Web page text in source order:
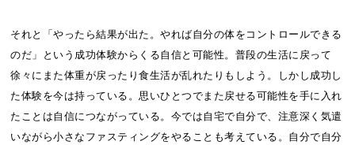
それと「やったら結果が出た。やれば自分の体をコントロールできる
のだ」という成功体験からくる自信と可能性。普段の生活に戻って
徐々にまた体重が戻ったり食生活が乱れたりもしよう。しかし成功し
た体験を今は持っている。思いひとつでまた戻せる可能性を手に入れ
たことは自信につながっている。今では自宅で自分で、注意深く気遣
いながら小さなファスティングをやることも考えている。自分で自分